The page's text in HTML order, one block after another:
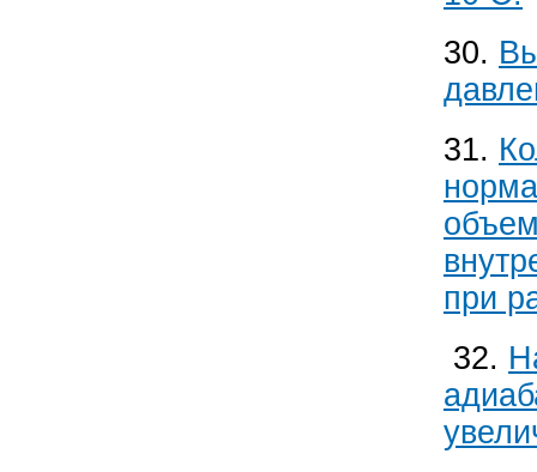
30.
31.
при
32.